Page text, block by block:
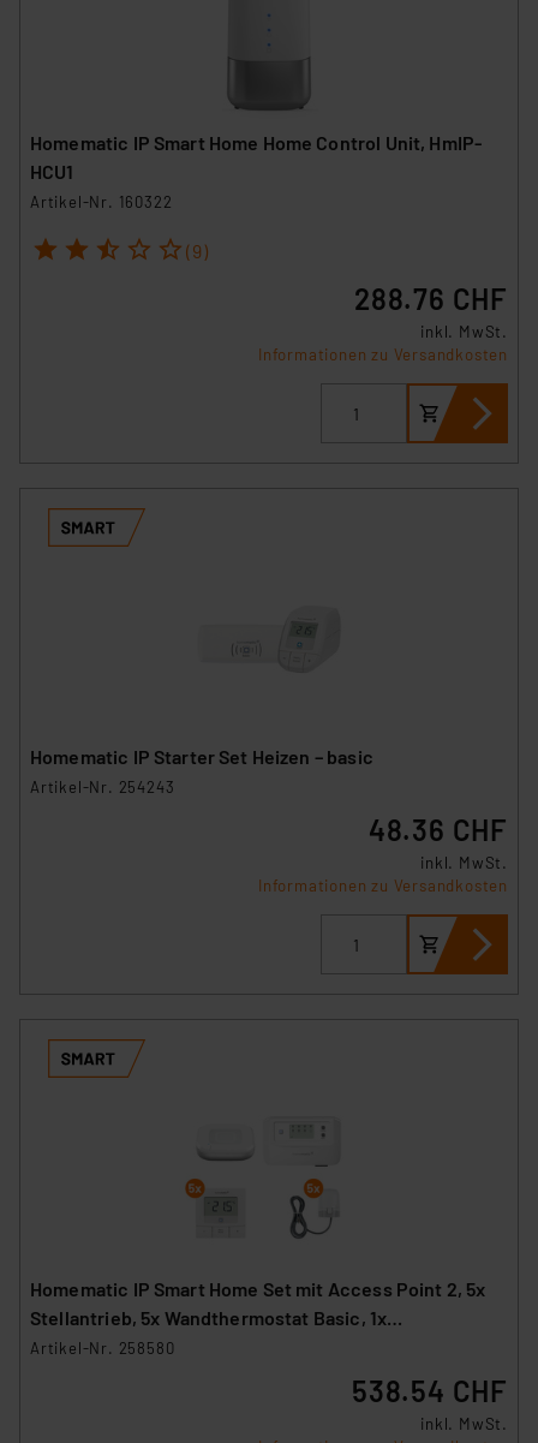
Homematic IP Smart Home Home Control Unit, HmIP-
HCU1
Artikel-Nr. 160322
1 2 3 4 5 (9)
288.76 CHF
inkl. MwSt.
Informationen zu Versandkosten
Homematic IP Starter Set Heizen – basic
Artikel-Nr. 254243
48.36 CHF
inkl. MwSt.
Informationen zu Versandkosten
Homematic IP Smart Home Set mit Access Point 2, 5x
Stellantrieb, 5x Wandthermostat Basic, 1x
Fußbodenheizungscontroller
Artikel-Nr. 258580
538.54 CHF
inkl. MwSt.